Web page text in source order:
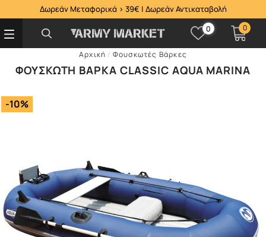
Δωρεάν Μεταφορικά > 39€ | Δωρεάν Αντικαταβολή
0 0
Αρχική / Φουσκωτές Βάρκες
ΦΟΥΣΚΩΤΉ ΒΆΡΚΑ CLASSIC AQUA MARINA
-10%